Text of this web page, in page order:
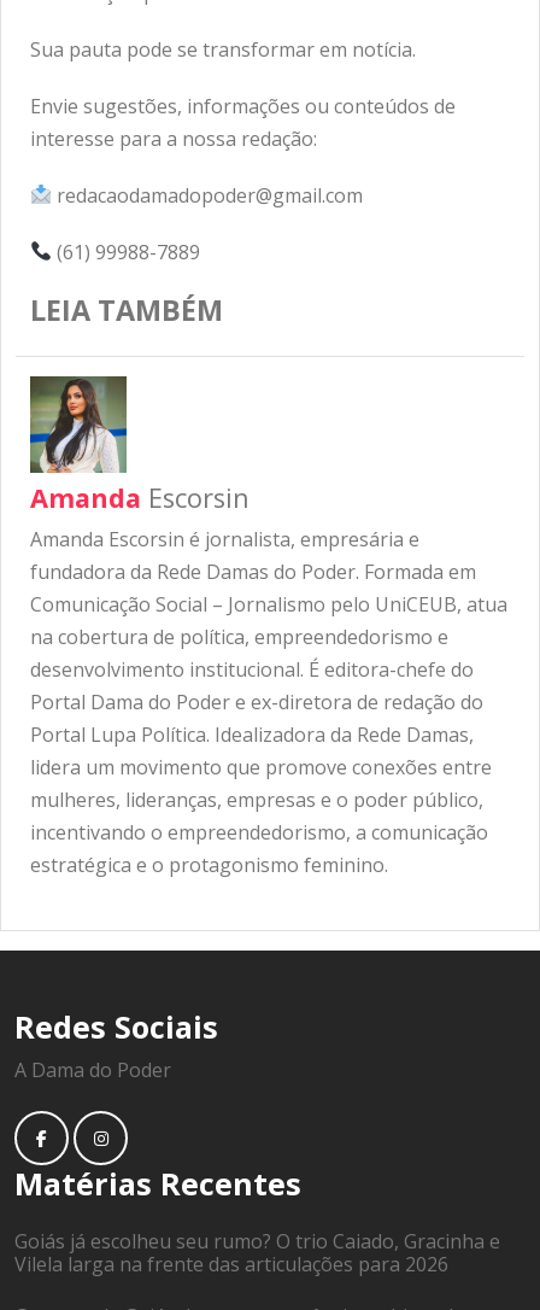
Sua pauta pode se transformar em notícia.
Envie sugestões, informações ou conteúdos de
interesse para a nossa redação:
redacaodamadopoder@gmail.com
(61) 99988-7889
LEIA TAMBÉM
Amanda Escorsin
Amanda Escorsin é jornalista, empresária e
fundadora da Rede Damas do Poder. Formada em
Comunicação Social – Jornalismo pelo UniCEUB, atua
na cobertura de política, empreendedorismo e
desenvolvimento institucional. É editora-chefe do
Portal Dama do Poder e ex-diretora de redação do
Portal Lupa Política. Idealizadora da Rede Damas,
lidera um movimento que promove conexões entre
mulheres, lideranças, empresas e o poder público,
incentivando o empreendedorismo, a comunicação
estratégica e o protagonismo feminino.
Redes Sociais
A Dama do Poder
Matérias Recentes
Goiás já escolheu seu rumo? O trio Caiado, Gracinha e
Vilela larga na frente das articulações para 2026